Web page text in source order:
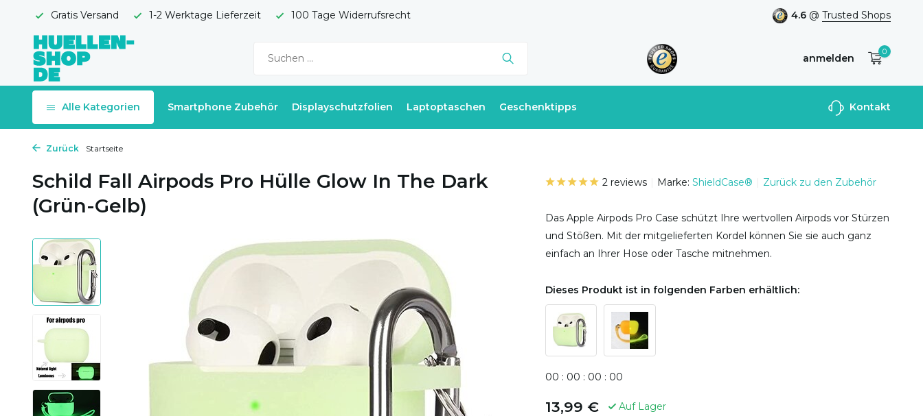
Gratis Versand 1-2 Werktage Lieferzeit 100 Tage Widerrufsrecht 4.6 @ Trusted Shops
anmelden
Benutzerkonto
0
Alle Kategorien Smartphone Zubehör Displayschutzfolien Laptoptaschen Geschenktipps Kontakt
Zurück Startseite
Schild Fall Airpods Pro Hülle Glow In The Dark
(Grün-Gelb)
2 reviews Marke: ShieldCase® Zurück zu den Zubehör
Das Apple Airpods Pro Case schützt Ihre wertvollen Airpods vor Stürzen
und Stößen. Mit der mitgelieferten Kordel können Sie sie auch ganz
einfach an Ihrer Hose oder Tasche mitnehmen.
Dieses Produkt ist in folgenden Farben erhältlich:
00 : 00 : 00 : 00
13,99 € Auf Lager